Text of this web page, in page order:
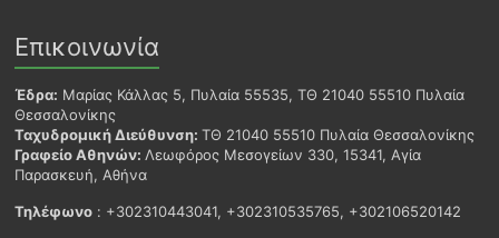
Επικοινωνία
Έδρα: Μαρίας Κάλλας 5, Πυλαία 55535, ΤΘ 21040 55510 Πυλαία
Θεσσαλονίκης
Ταχυδρομική Διεύθυνση:ΤΘ 21040 55510 Πυλαία Θεσσαλονίκης
Γραφείο Αθηνών: Λεωφόρος Μεσογείων 330, 15341, Αγία
Παρασκευή, Αθήνα
Τηλέφωνο : +302310443041, +302310535765, +302106520142